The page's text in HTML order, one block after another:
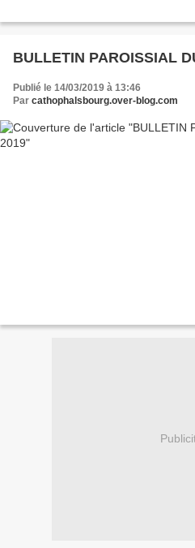
BULLETIN PAROISSIAL
Publié le 14/03/2019 à 13:46
Par cathophalsbourg.over-blog.com